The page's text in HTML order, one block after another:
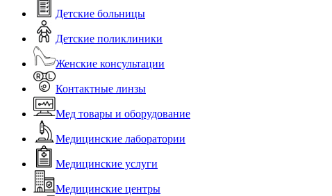
Детские больницы
Детские поликлиники
Женские консультации
Контактные линзы
Мед товары и оборудование
Медицинские лаборатории
Медицинские услуги
Медицинские центры